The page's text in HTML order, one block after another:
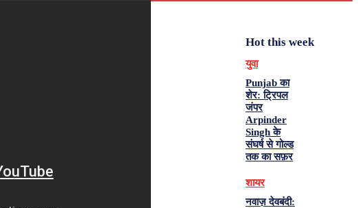
Hot this week
युवा
Punjab का
शेर: ट्रिपल
जंपर
Arpinder
Singh के
संघर्ष से गोल्ड
तक का सफ़र
शायर
नवाज़ देवबंदी: